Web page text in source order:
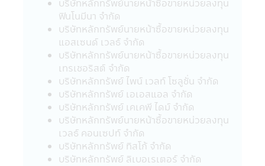
เอกสารการลงทุนในกองทุนรวมถึงหลักฐาน
เพื่อพิสูจน์ว่าท่านได้ปฏิบัติตามเงื่อนไขของการ
ลงทุนที่กำหนดดังกล่าวอย่างครบถ้วน ทั้งนี้เพื่อ
ประโยชน์ในการยืนยันสิทธิประโยชน์ในทางภาษี
ของท่านหากถูกเรียกถามในอนาคต อนึ่ง ผู้
ลงทุนควรขอรับ และศึกษาข้อมูลในหนังสือชี้
ชวน และคู่มือการลงทุนให้เข้าใจ หรือสอบถาม
รายละเอียดเพิ่มเติมได้ที่ บริษัทจัดการ หรือผู้
ขายหน่วยลงทุน
• กรณีกองทุนรวมที่มีการลงทุนในต่าง
ประเทศ และไม่ได้ป้องกันความเสี่ยงของอัตรา
แลกเปลี่ยนทั้งจำนวน ผู้ลงทุนอาจจะขาดทุน
บริษัทหลักทรัพย์นายหน้าซื้อขายหน่วยลงทุน
ฟินโนมีนา จำกัด
บริษัทหลักทรัพย์นายหน้าซื้อขายหน่วยลงทุน
แอสเซนด์ เวลธ์ จำกัด
บริษัทหลักทรัพย์นายหน้าซื้อขายหน่วยลงทุน
เทรเชอริสต์ จำกัด
บริษัทหลักทรัพย์ ไพน์ เวลท์ โซลูชั่น จำกัด
บริษัทหลักทรัพย์ เอเอสแอล จำกัด
บริษัทหลักทรัพย์ เคเคพี ไดม์ จำกัด
บริษัทหลักทรัพย์นายหน้าซื้อขายหน่วยลงทุน
เวลธ์ คอนเซปท์ จำกัด
บริษัทหลักทรัพย์ ทิสโก้ จำกัด
บริษัทหลักทรัพย์ ลิเบอเรเตอร์ จํากัด